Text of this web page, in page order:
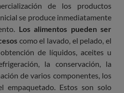
de los productos
se produce inmediatamente
Los alimentos pueden ser
como el lavado, el pelado, el
de líquidos, aceites u
la conservación, la
de varios componentes, los
empaquetado. Estos son solo